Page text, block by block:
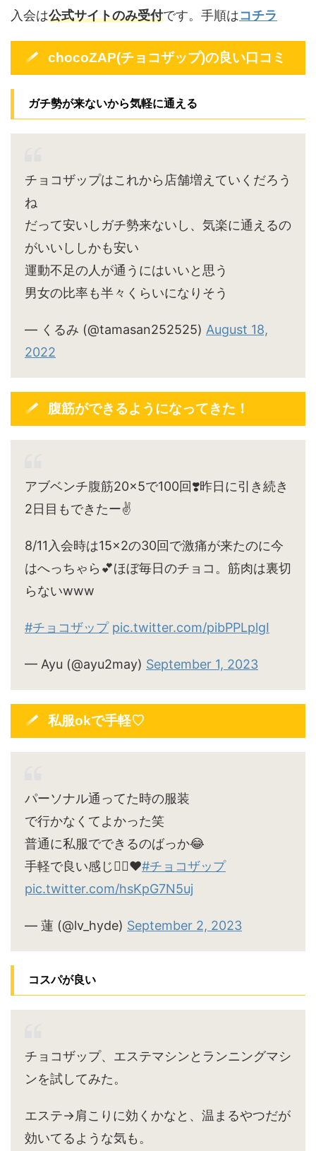
入会は公式サイトのみ受付です。手順はコチラ
chocoZAP(チョコザップ)の良い口コミ
ガチ勢が来ないから気軽に通える
チョコザップはこれから店舗増えていくだろう
ね
だって安いしガチ勢来ないし、気楽に通えるの
がいいししかも安い
運動不足の人が通うにはいいと思う
男女の比率も半々くらいになりそう
— くるみ (@tamasan252525) August 18,
2022
腹筋ができるようになってきた！
アブベンチ腹筋20×5で100回❣️昨日に引き続き
2日目もできたー✌️
8/11入会時は15×2の30回で激痛が来たのに今
はへっちゃら💕ほぼ毎日のチョコ。筋肉は裏切
らないwww
#チョコザップ pic.twitter.com/pibPPLplgI
— Ayu (@ayu2may) September 1, 2023
私服okで手軽♡
パーソナル通ってた時の服装
で行かなくてよかった笑
普通に私服でできるのばっか😂
手軽で良い感じ🙆‍♀️♥#チョコザップ
pic.twitter.com/hsKpG7N5uj
— 蓮 (@lv_hyde) September 2, 2023
コスパが良い
チョコザップ、エステマシンとランニングマシ
ンを試してみた。
エステ→肩こりに効くかなと、温まるやつだが
効いてるような気も。